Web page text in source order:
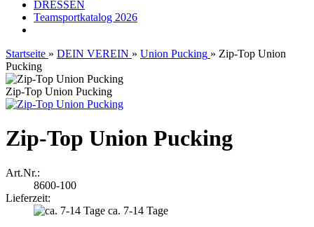
DRESSEN
Teamsportkatalog 2026
Startseite » DEIN VEREIN » Union Pucking » Zip-Top Union
Pucking
Zip-Top Union Pucking
Zip-Top Union Pucking
Art.Nr.:
8600-100
Lieferzeit:
ca. 7-14 Tage